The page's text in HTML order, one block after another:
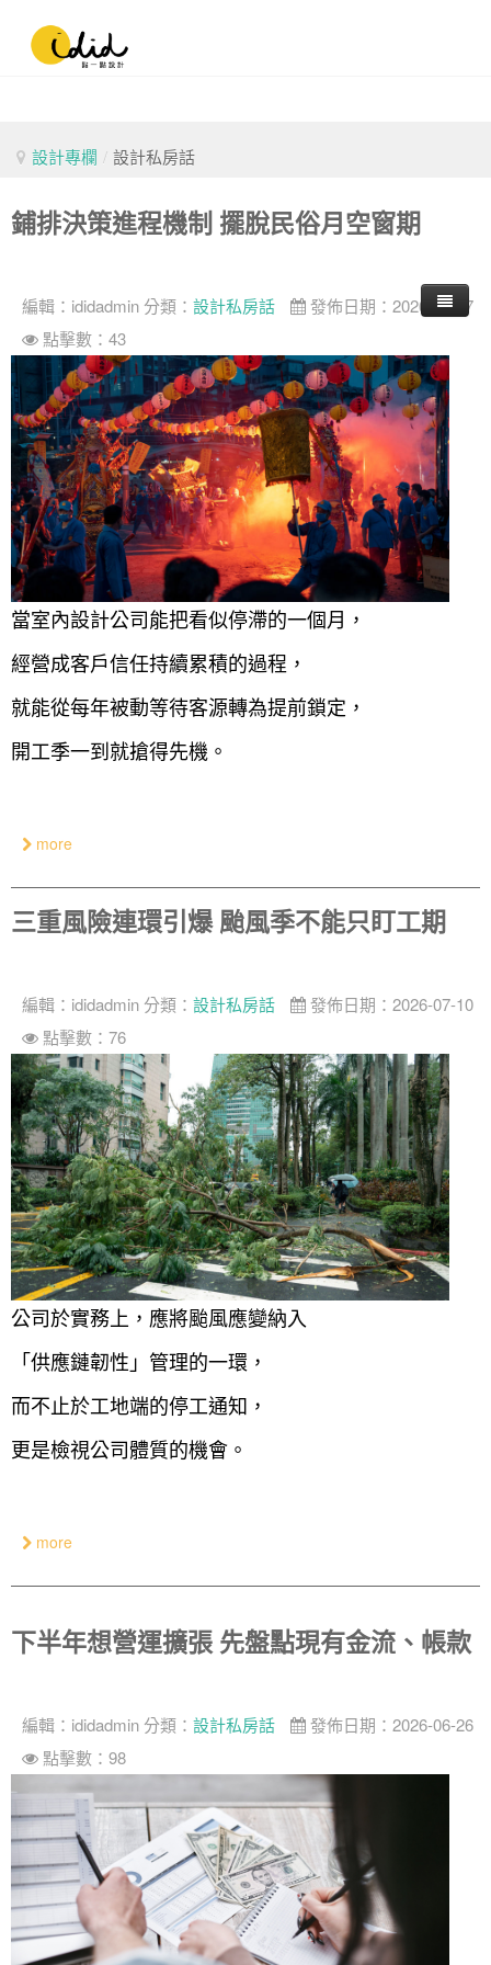
設計專欄 / 設計私房話
鋪排決策進程機制 擺脫民俗月空窗期
編輯： ididadmin 分類： 設計私房話
發佈日期：2026-07-27
點擊數：43
當室內設計公司能把看似停滯的一個月，
經營成客戶信任持續累積的過程，
就能從每年被動等待客源轉為提前鎖定，
開工季一到就搶得先機。
more
三重風險連環引爆 颱風季不能只盯工期
編輯： ididadmin 分類： 設計私房話
發佈日期：2026-07-10
點擊數：76
公司於實務上，應將颱風應變納入
「供應鏈韌性」管理的一環，
而不止於工地端的停工通知，
更是檢視公司體質的機會。
more
下半年想營運擴張 先盤點現有金流、帳款
編輯： ididadmin 分類： 設計私房話
發佈日期：2026-06-26
點擊數：98
如何使用點一點
我要裝潢
裝潢計算機
裝潢進階計算機
裝潢圖紙免費健檢
案例分享
類型
居家
商業空間
辦公室
其他
面積
小坪數
21~30坪
31~50坪
51坪以上
風格
現代
簡約
休閒
北歐
古典
鄉村
工業
日式
中式
美式
預算
150萬以內
151萬~250萬
251萬以上
人氣推薦
設計好手
台北市
新北市
桃園 新竹 竹北
台中
台南 高雄
360環景體驗
你家我家 Podcast
虛擬線上裝潢
房屋仲介方案
室內設計師方案
傢俱建材商方案
一般屋主方案
裝潢輕鬆點
2房2聽 - 基本版
2房2廳 - 精裝版
3房2聽 - 基本版
3房2廳 - 精裝版
設計專欄
系統櫃
綠建材
居家風水
老屋翻新
主題精選
設計知識+
國外案例
設計私房話
全站搜尋
線上賞屋
北部
台北市
新北市
桃園市
新竹市
基隆市
徵設計師